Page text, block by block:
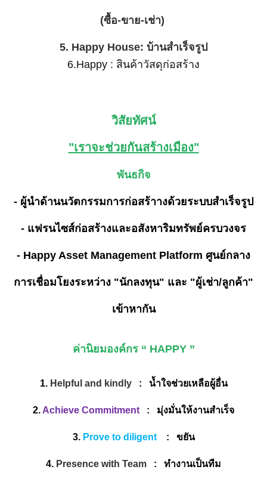
(ซื้อ-ขาย-เช่า)
5. Happy House: บ้านสำเร็จรูป
6.Happy : สินค้าวัสดุก่อสร้าง
วิสัยทัศน์
"เราจะช่วยกันสร้างเมือง"
พันธกิจ
- ผู้นำด้านนวัตกรรมการก่อสร้าางด้วยระบบสำเร็จรูป
- แฟรนไซส์ก่อสร้างและอสังหาริมทรัพย์ครบวงจร
- Happy Asset Management Platform ศูนย์กลาง
การเชื่อมโยงระหว่าง "นักลงทุน" และ "ผู้เช่า/ลูกค้า"
เข้าหากัน
ค่านิยมองค์กร “ HAPPY ”
1. Helpful and kindly : น้ำใจช่วยเหลือผู้อื่น
2. Achieve Commitment : มุ่งมั่นให้งานสำเร็จ
3. Prove to diligent : ขยัน
4. Presence with Team : ทำงานเป็นทีม